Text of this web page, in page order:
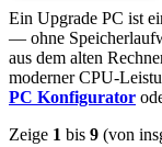
Ein Upgrade PC ist
— ohne
aus dem alten
moderner CPU-
PC Konfigurator
Zeige 1 bis 9 (von